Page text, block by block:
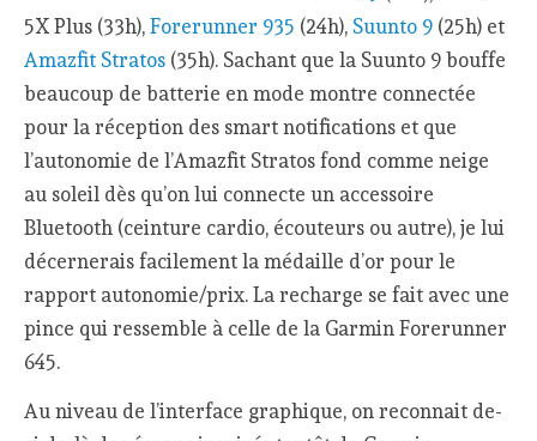
5X Plus (33h),Forerunner 935 (24h), Suunto 9 (25h) et
Amazfit Stratos (35h). Sachant que la Suunto 9 bouffe
beaucoup de batterie en mode montre connectée
pour la réception des smart notifications et que
l’autonomie de l’Amazfit Stratos fond comme neige
au soleil dès qu’on lui connecte un accessoire
Bluetooth (ceinture cardio, écouteurs ou autre), je lui
décernerais facilement la médaille d’or pour le
rapport autonomie/prix. La recharge se fait avec une
pince qui ressemble à celle de la Garmin Forerunner
645.
Au niveau de l’interface graphique, on reconnait de-